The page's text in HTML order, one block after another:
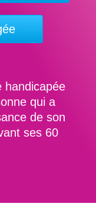
handicapée
qui a
de son
ses 60